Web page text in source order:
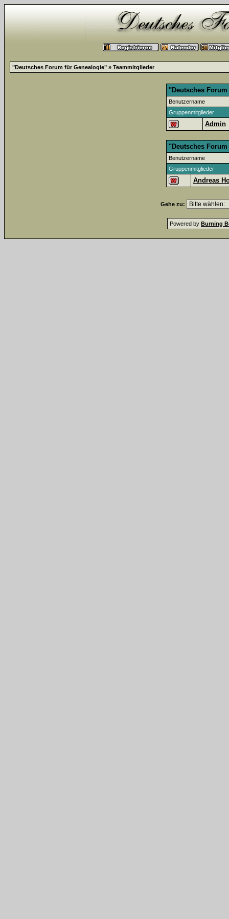
"Deutsches Forum für Genealogie" » Teammitglieder
"Deutsches
Benutzername
Gruppenmitglieder
Admin
"Deutsches
Benutzername
Gruppenmitglieder
Andreas
Gehe zu:
Powered by Burning